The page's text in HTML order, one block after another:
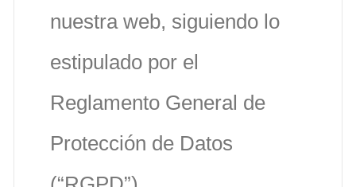
nuestra web, siguiendo lo
estipulado por el
Reglamento General de
Protección de Datos